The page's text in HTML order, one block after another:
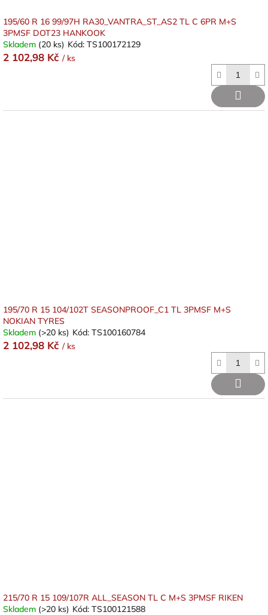
195/60 R 16 99/97H RA30_VANTRA_ST_AS2 TL C 6PR M+S
3PMSF DOT23 HANKOOK
Skladem (20 ks) Kód: TS100172129
2 102,98 Kč / ks
195/70 R 15 104/102T SEASONPROOF_C1 TL 3PMSF M+S
NOKIAN TYRES
Skladem (>20 ks) Kód: TS100160784
2 102,98 Kč / ks
215/70 R 15 109/107R ALL_SEASON TL C M+S 3PMSF RIKEN
Skladem (>20 ks) Kód: TS100121588